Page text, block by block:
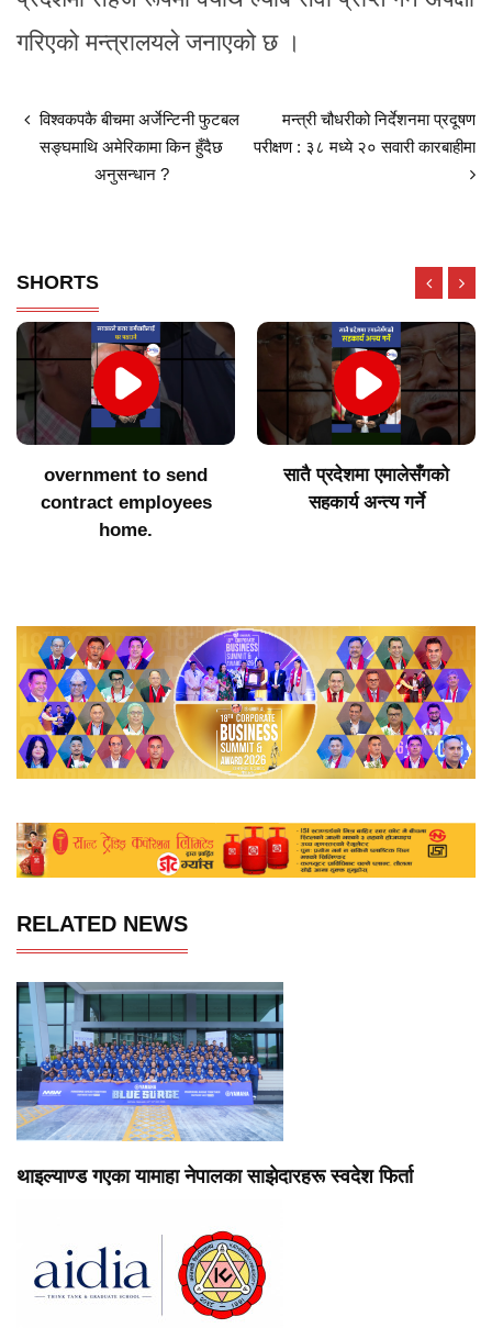
गरिएको मन्त्रालयले जनाएको छ ।
विश्वकपकै बीचमा अर्जेन्टिनी फुटबल
सङ्घमाथि अमेरिकामा किन हुँदैछ
अनुसन्धान ?
मन्त्री चौधरीको निर्देशनमा प्रदूषण
परीक्षण : ३८ मध्ये २० सवारी कारबाहीमा
SHORTS
overnment to send
contract employees
home.
सातै प्रदेशमा एमालेसँगको
सहकार्य अन्त्य गर्ने
RELATED NEWS
थाइल्याण्ड गएका यामाहा नेपालका साझेदारहरू स्वदेश फिर्ता